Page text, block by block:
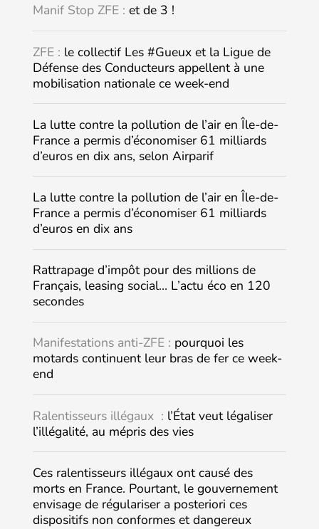
Manif Stop ZFE : et de 3 !
ZFE : le collectif Les #Gueux et la Ligue de
Défense des Conducteurs appellent à une
mobilisation nationale ce week-end
La lutte contre la pollution de l’air en Île-de-
France a permis d’économiser 61 milliards
d’euros en dix ans, selon Airparif
La lutte contre la pollution de l’air en Île-de-
France a permis d’économiser 61 milliards
d’euros en dix ans
Rattrapage d’impôt pour des millions de
Français, leasing social… L’actu éco en 120
secondes
Manifestations anti-ZFE : pourquoi les
motards continuent leur bras de fer ce week-
end
Ralentisseurs illégaux : l’État veut légaliser
l’illégalité, au mépris des vies
Ces ralentisseurs illégaux ont causé des
morts en France. Pourtant, le gouvernement
envisage de régulariser a posteriori ces
dispositifs non conformes et dangereux